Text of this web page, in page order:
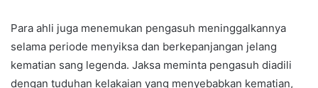
Para ahli juga menemukan pengasuh meninggalkannya
selama periode menyiksa dan berkepanjangan jelang
kematian sang legenda. Jaksa meminta pengasuh diadili
dengan tuduhan kelakaian yang menyebabkan kematian,